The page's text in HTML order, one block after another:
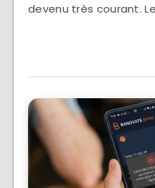
devenu très courant.